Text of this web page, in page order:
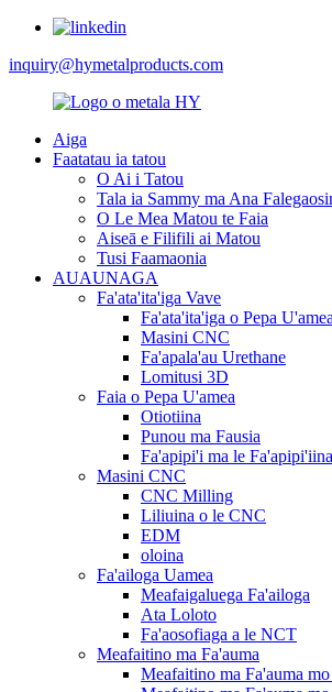
inquiry@hymetalproducts.com
Aiga
Faatatau ia tatou
O Ai i Tatou
Tala ia Sammy ma Ana
O Le Mea Matou te Faia
Aiseā e Filifili ai Matou
Tusi Faamaonia
AUAUNAGA
Fa'ata'ita'iga Vave
Fa'ata'ita'iga o Pepa U'amea
Masini CNC
Fa'apala'au Urethane
Lomitusi 3D
Faia o Pepa U'amea
Otiotiina
Punou ma Fausia
Fa'apipi'i ma le Fa'apipi'iina
Masini CNC
CNC Milling
Liliuina o le CNC
EDM
oloina
Fa'ailoga Uamea
Meafaigaluega Fa'ailoga
Ata Loloto
Fa'aosofiaga a le NCT
Meafaitino ma Fa'auma
Meafaitino ma Fa'auma mo